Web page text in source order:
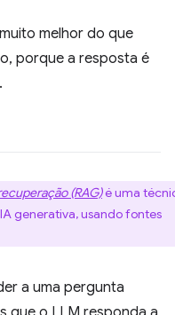
melhor do que
porque a resposta é
(RAG)é uma
generativa, usando fontes
a uma pergunta